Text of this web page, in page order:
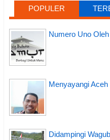
POPULER
Numero Uno
Menyayangi Aceh
Didampingi